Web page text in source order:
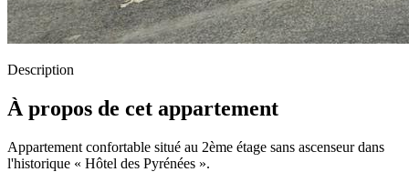
Description
À propos de cet appartement
Appartement confortable situé au 2ème étage sans ascenseur dans
l'historique « Hôtel des Pyrénées ».